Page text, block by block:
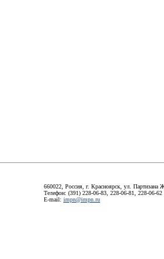
660022, Россия, г. Красноярск, ул. Партизана
Телефон: (391) 228-06-83, 228-06-81, 228-06-62
E-mail: impn@impn.ru